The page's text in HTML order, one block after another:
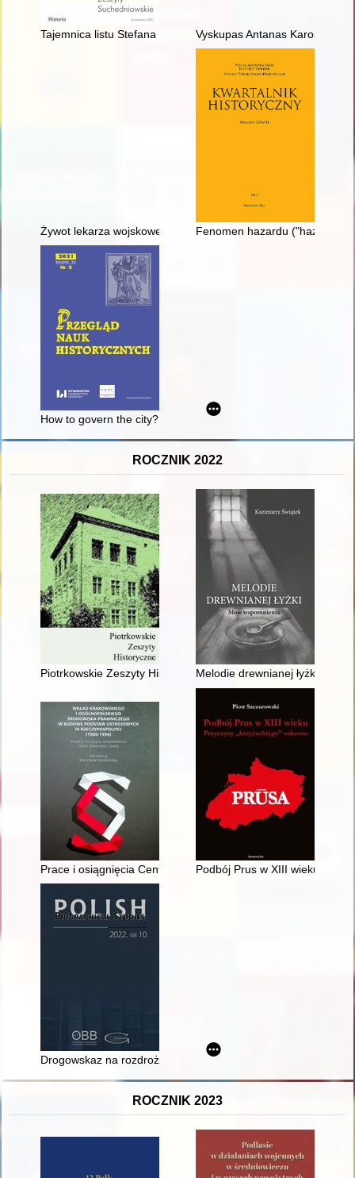
Tajemnica listu Stefana Żeromskiego i inne zagadki w
Vyskupas Antanas Karosas -
Żywot lekarza wojskowego... poczciwego : wspomnienia
Fenomen hazardu
How to govern the city? : Polish debates about urban policy
ROCZNIK 2022
Piotrkowskie Zeszyty Historyczne. T. 21, z. 1 (2020)
Melodie drewnianej łyżki :
Prace i osiągnięcia Centrum Obywatelskich Inicjatyw
Podbój Prus w XIII wieku :
Drogowskaz na rozdrożu : życie i myśl Józefa Karola
ROCZNIK 2023